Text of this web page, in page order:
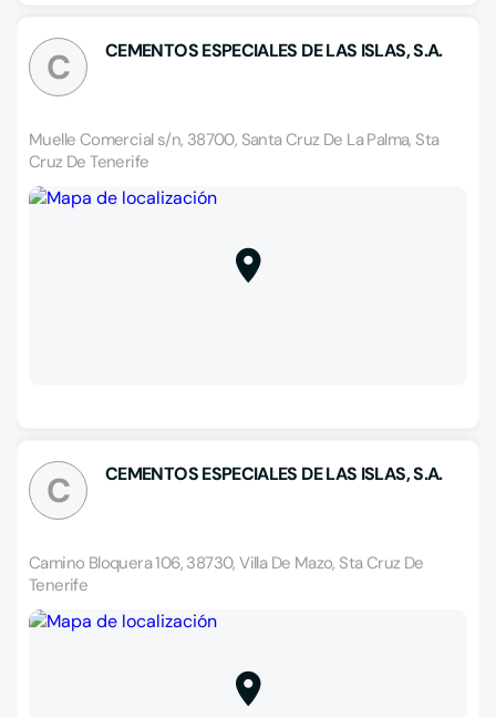
C CEMENTOS ESPECIALES DE LAS ISLAS, S.A.
Muelle Comercial s/n, 38700, Santa Cruz De La Palma, Sta
Cruz De Tenerife
C CEMENTOS ESPECIALES DE LAS ISLAS, S.A.
Camino Bloquera 106, 38730, Villa De Mazo, Sta Cruz De
Tenerife